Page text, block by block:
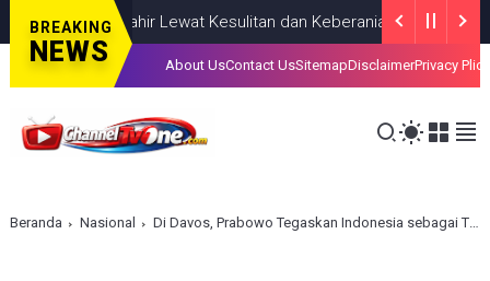
BREAKING
NEWS
Lahir Lewat Kesulitan dan Keberanian NASIONAL
About UsContact UsSitemapDisclaimerPrivacy Plice
Beranda Nasional Di Davos, Prabowo Tegaskan Indonesia sebagai Titik Terang Ekonomi Global